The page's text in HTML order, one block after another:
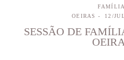
FAMÍLIA
OEIRAS
12/
SESSÃO DE